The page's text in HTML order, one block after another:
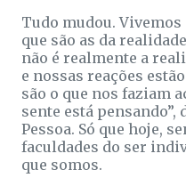
Tudo mudou.
que são as da
não é realmente a
e nossas reações
são o que nos faziam
sente está pensando”,
Pessoa. Só que hoje,
faculdades do ser
que somos.